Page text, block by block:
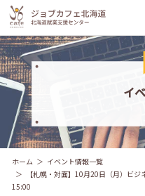
イ
ホーム
イベント情報一覧
【札幌・対面】10月20日（月）ビ
15:00